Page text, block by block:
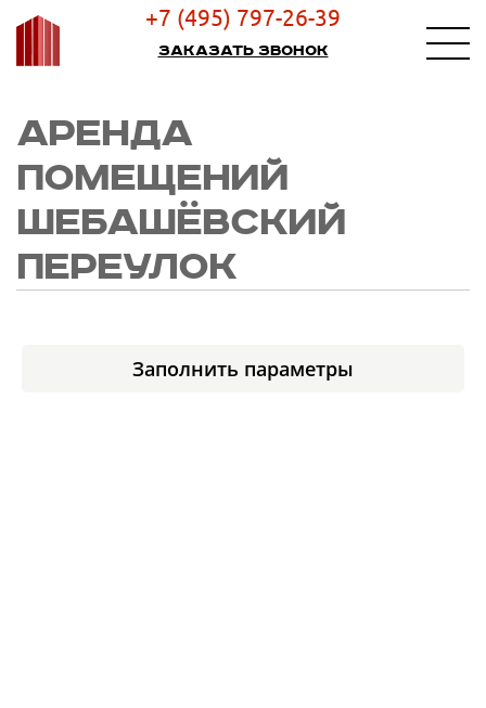
+7 (495) 797-26-39
Заказать звонок
АРЕНДА
ПОМЕЩЕНИЙ
ШЕБАШЁВСКИЙ
ПЕРЕУЛОК
Заполнить параметры